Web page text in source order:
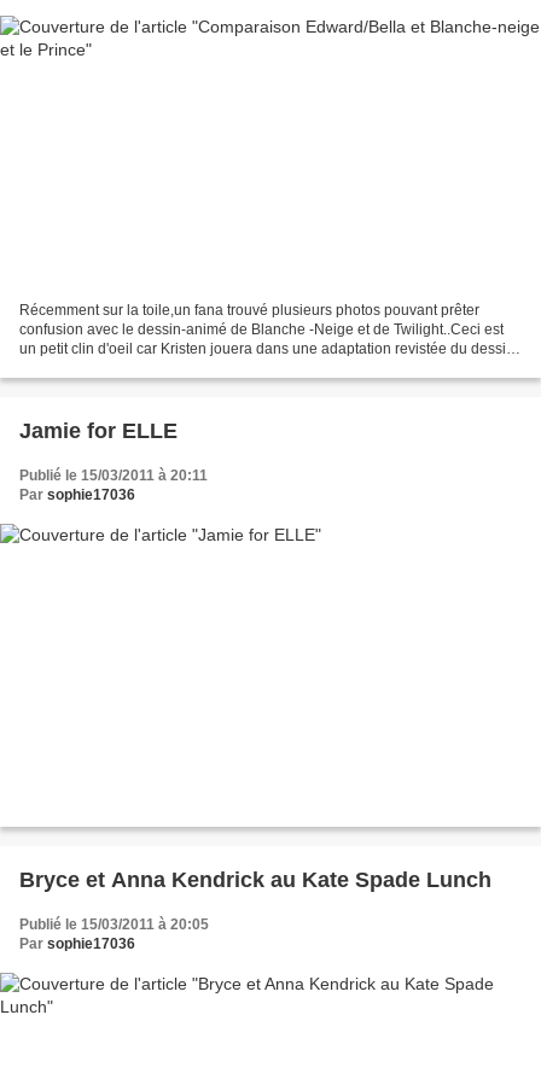
Récemment sur la toile,un fana trouvé plusieurs photos pouvant prêter
confusion avec le dessin-animé de Blanche -Neige et de Twilight..Ceci est
un petit clin d'oeil car Kristen jouera dans une adaptation revistée du dessin-
Jamie for ELLE
Publié le 15/03/2011 à 20:11
Par sophie17036
Bryce et Anna Kendrick au Kate Spade Lunch
Publié le 15/03/2011 à 20:05
Par sophie17036